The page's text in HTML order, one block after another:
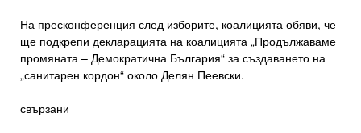
На пресконференция след изборите, коалицията обяви, че
ще подкрепи декларацията на коалицията „Продължаваме
промяната – Демократична България“ за създаването на
„санитарен кордон“ около Делян Пеевски.
свързани